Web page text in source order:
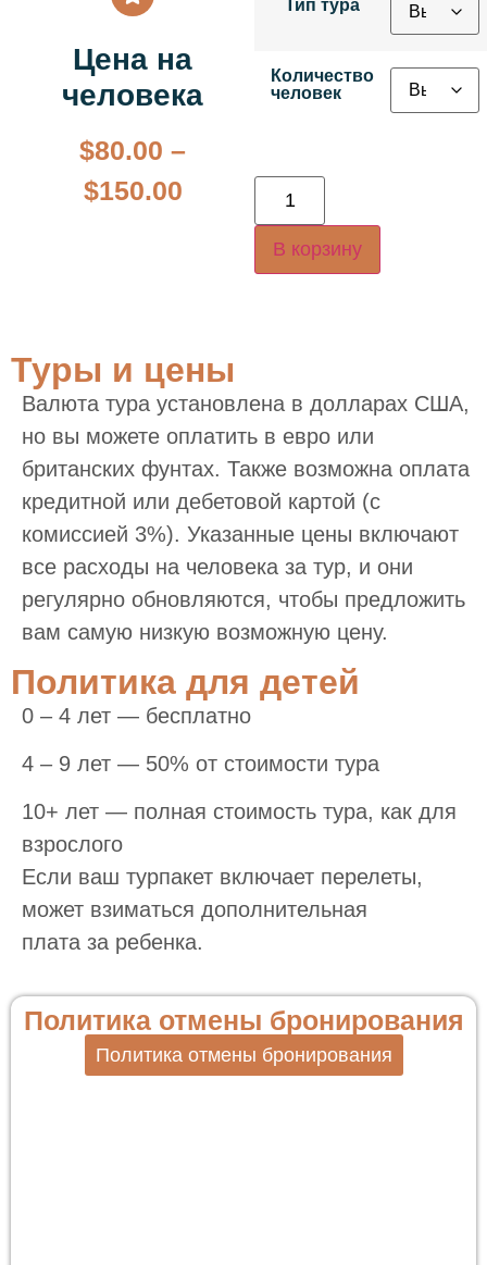
Цена на
человека
$80.00 –
$150.00
Тип тура
Количество
человек
В корзину
Туры и цены
Валюта тура установлена в долларах США,
но вы можете оплатить в евро или
британских фунтах. Также возможна оплата
кредитной или дебетовой картой (с
комиссией 3%). Указанные цены включают
все расходы на человека за тур, и они
регулярно обновляются, чтобы предложить
вам самую низкую возможную цену.
Политика для детей
0 – 4 лет — бесплатно
4 – 9 лет — 50% от стоимости тура
10+ лет — полная стоимость тура, как для
взрослого
Если ваш турпакет включает перелеты,
может взиматься дополнительная
плата за ребенка.
Политика отмены бронирования
Политика отмены бронирования